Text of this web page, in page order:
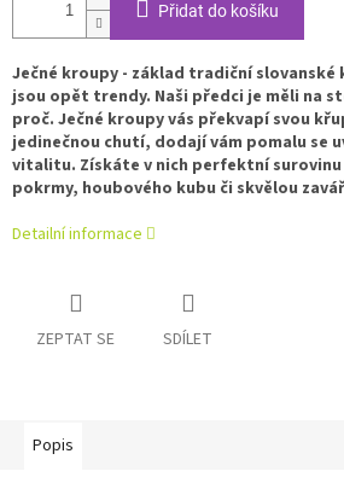
Přidat do košíku
Ječné kroupy - základ tradiční slovanské
jsou opět trendy. Naši předci je měli na
proč. Ječné kroupy vás překvapí svou
jedinečnou chutí, dodají vám pomalu se
vitalitu. Získáte v nich perfektní
pokrmy, houbového kubu či skvělou
Detailní informace
ZEPTAT SE SDÍLET
Popis